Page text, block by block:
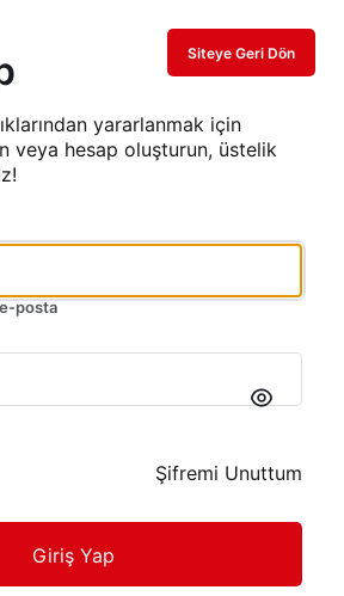
Siteye Geri Dön
yararlanmak için
veya hesap oluşturun, üstelik
e-posta
Şifremi Unuttum
Giriş Yap